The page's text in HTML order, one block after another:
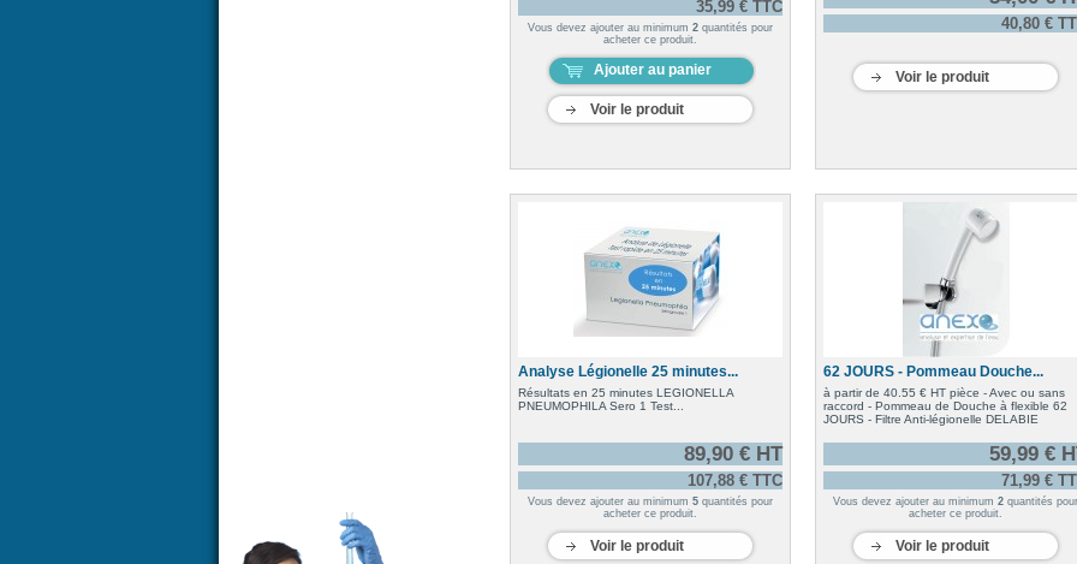
35,99 € TTC
Vous devez ajouter au minimum 2 quantités pour
acheter ce produit.
Ajouter au panier
Voir le produit
40,80 €
Voir le produit
Analyse Légionelle 25 minutes...
Résultats en 25 minutes LEGIONELLA
PNEUMOPHILA Sero 1 Test...
89,90 € HT
107,88 € TTC
Vous devez ajouter au minimum 5 quantités pour
acheter ce produit.
Voir le produit
62 JOURS - Pommeau Douche...
à partir de 40.55 € HT pièce - Avec ou sans
raccord - Pommeau de Douche à flexible 62
JOURS - Filtre Anti-légionelle DELABIE
59,99 €
71,99 €
Vous devez ajouter au minimum 2 quantités pour
acheter ce produit.
Voir le produit